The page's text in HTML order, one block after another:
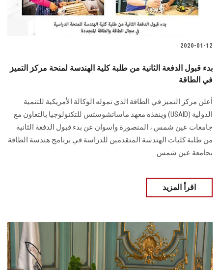
2020-01-12
بدء قبول الدفعة الثانية من طلبة كلية الهندسة لمنحة مركز التميز
في الطاقة
أعلن مركز التميز في الطاقة الذي تموله الوكالة الأمريكية للتنمية
الدولية (USAID) وينفذه معهد ماساتشوستس للتكنولوجيا بالتعاون مع
جامعات عين شمس ، المنصورة واسوان عن بدء قبول الدفعة الثانية
من طلبة كليات الهندسة المتقدمين للدراسة في برنامج هندسة الطاقة
بجامعة عين شمس
اقرأ المزيد